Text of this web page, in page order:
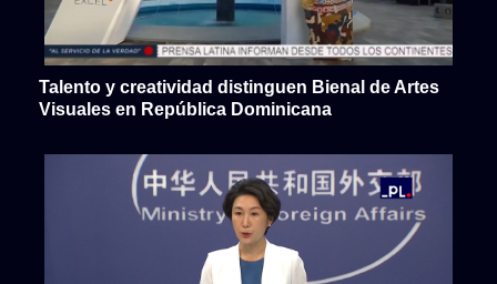
Talento y creatividad distinguen Bienal de Artes
Visuales en República Dominicana